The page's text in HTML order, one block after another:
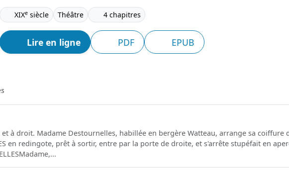
XIXe siècle Théâtre 4 chapitres
Lire en ligne PDF EPUB
à droit. Madame Destournelles, habillée en bergère Watteau, arrange sa coiffure
en redingote, prêt à sortir, entre par la porte de droite, et s'arrête stupéfait en